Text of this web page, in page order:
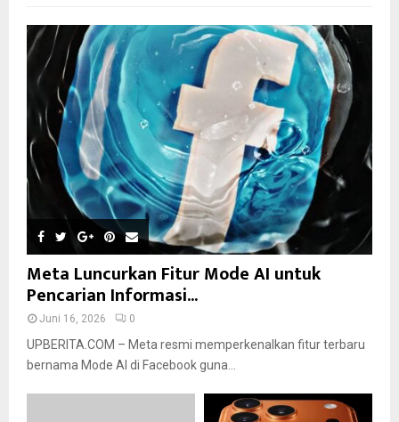
Meta Luncurkan Fitur Mode AI untuk
Pencarian Informasi...
Juni 16, 2026 0
UPBERITA.COM – Meta resmi memperkenalkan fitur terbaru
bernama Mode AI di Facebook guna...